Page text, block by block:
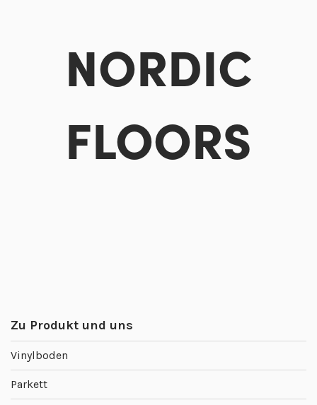
NORDIC
FLOORS
Zu Produkt und uns
Vinylboden
Parkett